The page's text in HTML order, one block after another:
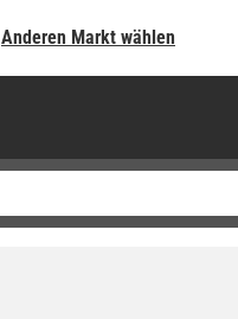
Anderen Markt wählen